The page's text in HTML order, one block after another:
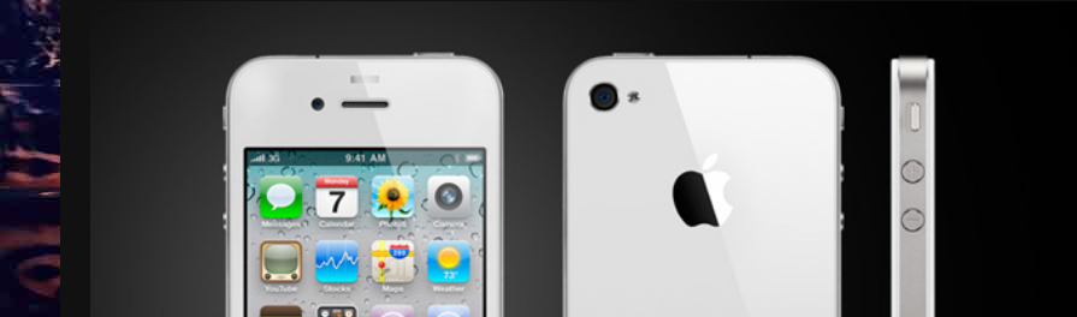
Treinkaartjes worden duurder,
abonnementen verdwijnen
9 months ago
Taylor Swift officieel getrouwd met Travis
Kelce
1 month ago